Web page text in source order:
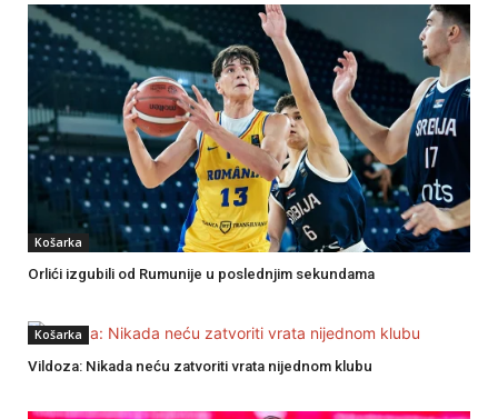
Košarka
Orlići izgubili od Rumunije u poslednjim sekundama
Košarka
Vildoza: Nikada neću zatvoriti vrata nijednom klubu